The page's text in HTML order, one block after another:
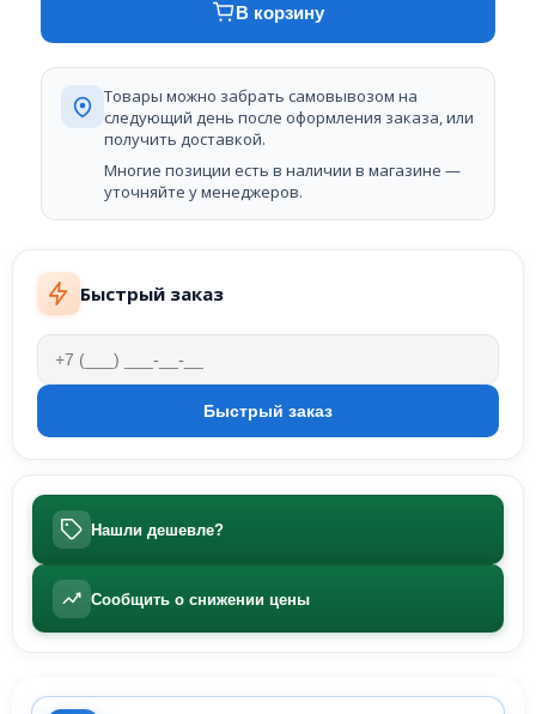
Быстрый заказ
Нашли дешевле?
Сообщить о снижении цены
В корзину
Товары можно забрать самовывозом на
следующий день после оформления заказа, или
получить доставкой.
Многие позиции есть в наличии в магазине —
уточняйте у менеджеров.